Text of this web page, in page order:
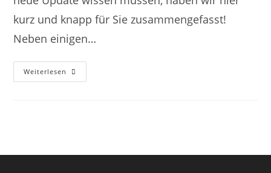
kurz und knapp für Sie zusammengefasst!
Neben einigen…
Weiterlesen